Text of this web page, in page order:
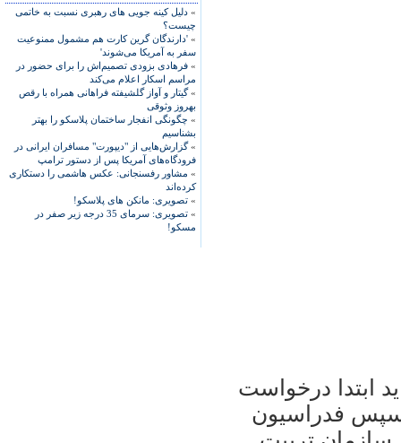
» دلیل کینه جویی های رهبری نسبت به خاتمی
چیست؟
» 'دارندگان گرین کارت هم مشمول ممنوعیت
سفر به آمریکا می‌شوند'
» فرهادی بزودی تصمیم‌اش را برای حضور در
مراسم اسکار اعلام می‌کند
»گیتار و آواز گلشیفته فراهانی همراه با رقص
بهروز وثوقی
» چگونگی انفجار ساختمان پلاسکو را بهتر
بشناسیم
»گزارش‌هایی از "دیپورت" مسافران ایرانی در
فرودگاه‌های آمریکا پس از دستور ترامپ
» مشاور رفسنجانی: عکس هاشمی را دستکاری
کرده‌اند
» تصویری: مانکن های پلاسکو!
»
تصویری: سرمای 35 درجه زیر صفر در
مسکو!
ابتدا درخواست
سپس فدراسيون